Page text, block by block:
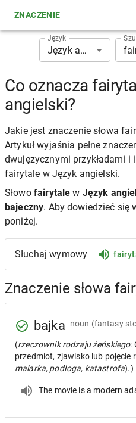
ZNACZENIE
Język
Język angielski
Co oznacza
angielski?
Jakie jest znaczenie słowa
Artykuł wyjaśnia pełne
dwujęzycznymi przykładami
fairytale w Język angielski.
Słowo fairytale w Język
bajeczny. Aby dowiedzieć się
poniżej.
Słuchaj wymowy
Znaczenie słowa
bajka noun (fantasy
(rzeczownik rodzaju żeńskiego:
przedmiot, zjawisko lub pojęcie
malarka, podłoga, katastrofa).)
The movie is a modern